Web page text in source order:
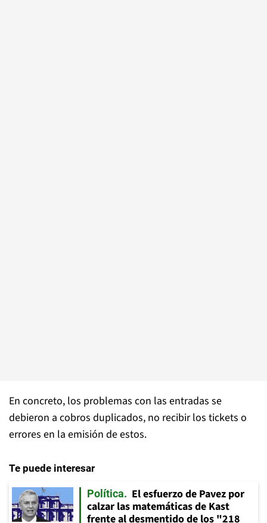
En concreto, los problemas con las entradas se
debieron a cobros duplicados, no recibir los tickets o
errores en la emisión de estos.
Te puede interesar
Política
El esfuerzo de Pavez por
calzar las matemáticas de Kast
frente al desmentido de los "218